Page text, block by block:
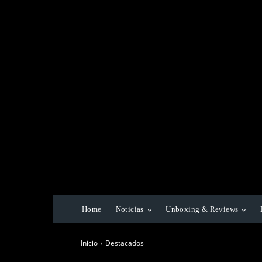
Home Noticias Unboxing & Reviews
Inicio Destacados